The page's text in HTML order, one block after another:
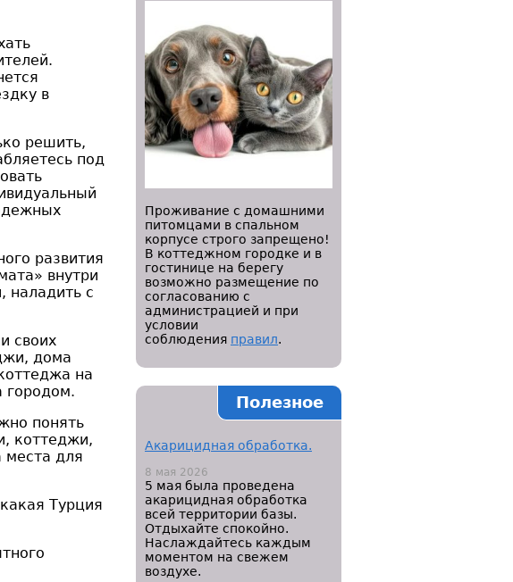
в
решить,
под
развития
внутри
наладить с
своих
дома
на
городом.
понять
коттеджи,
места для
Турция
Проживание с домашними
питомцами в спальном
корпусе строго запрещено!
В коттеджном городке и в
гостинице на берегу
возможно размещение по
согласованию с
администрацией и при
условии
соблюдения правил.
Полезное
Акарицидная обработка.
8 мая 2026
5 мая была проведена
акарицидная обработка
всей территории базы.
Отдыхайте спокойно.
Наслаждайтесь каждым
моментом на свежем
воздухе.